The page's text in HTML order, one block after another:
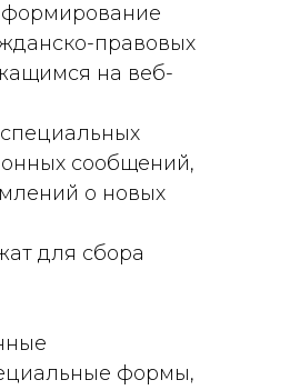
правовых
на веб-
сообщений,
о новых
для сбора
формы,